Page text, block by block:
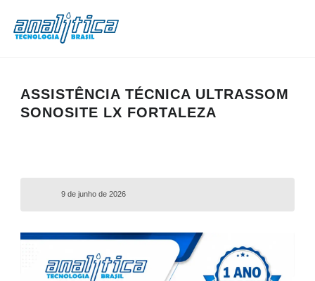
ASSISTÊNCIA TÉCNICA ULTRASSOM
SONOSITE LX FORTALEZA
9 de junho de 2026